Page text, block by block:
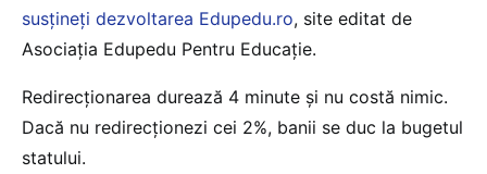
susțineți dezvoltarea Edupedu.ro, site editat de
Asociația Edupedu Pentru Educație.
Redirecţionarea durează 4 minute și nu costă nimic.
Dacă nu redirecţionezi cei 2%, banii se duc la bugetul
statului.